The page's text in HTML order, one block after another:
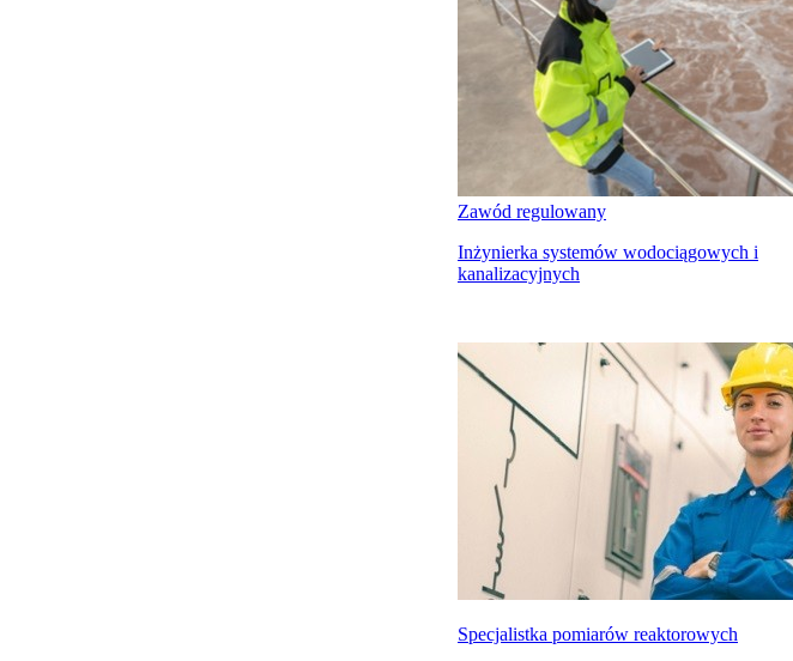
Zawód regulowany
Inżynierka systemów wodociągowych i
kanalizacyjnych
Specjalistka pomiarów reaktorowych